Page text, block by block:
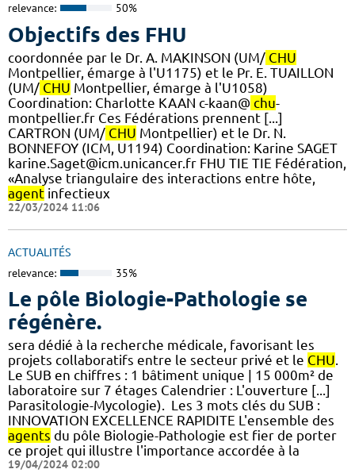
relevance: 50%
Objectifs des FHU
coordonnée par le Dr. A. MAKINSON (UM/ CHU
Montpellier, émarge à l'U1175) et le Pr. E. TUAILLON
(UM/ CHU Montpellier, émarge à l'U1058) ​
Coordination: Charlotte KAAN c-kaan@ chu-
montpellier.fr Ces Fédérations prennent [...]
CARTRON (UM/ CHU Montpellier) et le Dr. N.
BONNEFOY (ICM, U1194) Coordination: Karine SAGET
karine.Saget@icm.unicancer.fr FHU TIE TIE Fédération,
«Analyse triangulaire des interactions entre hôte,
agent infectieux
22/03/2024 11:06
ACTUALITÉS
relevance: 35%
Le pôle Biologie-Pathologie se
régénère.
sera dédié à la recherche médicale, favorisant les
projets collaboratifs entre le secteur privé et le CHU.
Le SUB en chiffres : 1 bâtiment unique | 15 000m² de
laboratoire sur 7 étages​​ Calendrier : L'ouverture [...]
Parasitologie-Mycologie). ​ Les 3 mots clés du SUB :
INNOVATION EXCELLENCE RAPIDITE L'ensemble des
agents du pôle Biologie-Pathologie est fier de porter
ce projet qui illustre l'importance accordée à la
19/04/2024 02:00